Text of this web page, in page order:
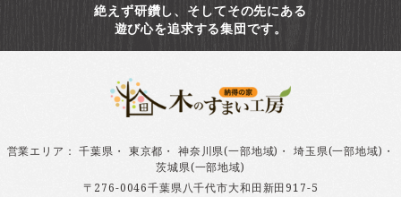
絶えず研鑽し、そしてその先にある
遊び心を追求する集団です。
営業エリア ：千葉県 ・ 東京都 ・ 神奈川県(一部地域) ・ 埼玉県(一部地域) ・
茨城県(一部地域)
〒276-0046千葉県八千代市大和田新田917-5